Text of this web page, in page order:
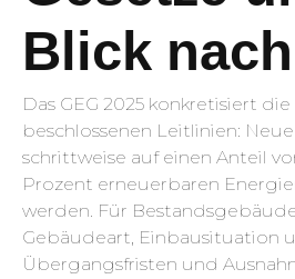
Blick
Das GEG 2025 konkretisiert
beschlossenen Leitlinien:
schrittweise auf einen Anteil
Prozent erneuerbaren
werden. Für
Gebäudeart, Einbausituation
Übergangsfristen und